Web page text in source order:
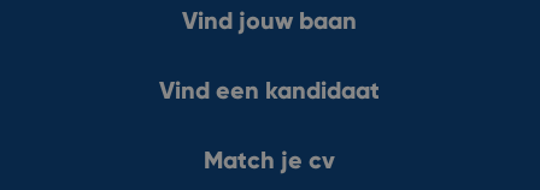
Vind jouw baan
Vind een kandidaat
Match je cv